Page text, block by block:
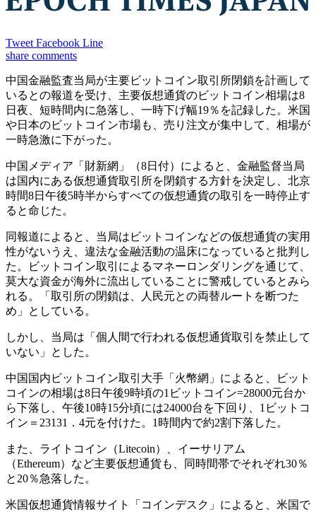
Tweet Facebook Line
share comments
中国金融監査当局が主要ビットコイン取引所閉鎖を計画して
いるとの報道を受け、主要仮想通貨のビットコイン相場は8
日夜、短時間内に急落し、一時下げ幅19％を記録した。米国
や日本のビットコイン市場も、売り注文が集中して、相場が
一時急激に下がった。
中国メディア「財新網」（8日付）によると、金融監督当局
は国内にある仮想通貨取引所を閉鎖する方針を決定し、北京
時間8日午後5時半からすべての仮想通貨の取引を一時停止す
ると命じた。
同報道によると、当局はビットコインなどの仮想通貨の実用
性がないうえ、違法な金融活動の温床になっていると批判し
た。ビットコイン取引によるマネーロンダリングを通じて、
莫大な資金が海外に流出していることに警戒しているとみら
れる。「取引所の閉鎖は、人民元との両替ルートを断つた
め」としている。
しかし、当局は「個人間で行われる仮想通貨取引を禁止して
いない」とした。
中国国内ビットコイン取引大手「火幣網」によると、ビット
コインの相場は8日午後9時頃の1ビットコイン=28000元台か
ら下落し、午後10時15分頃には24000台を下回り、1ビットコ
イン＝23131．4元を付けた。1時間内で約2割下落した。
また、ライトコイン（Litecoin）、イーサリアム
（Ethereum）など主要仮想通貨も、同時間帯でそれぞれ30％
と20％急落した。
米国仮想通貨情報サイト「コインデスク」によると、米国で